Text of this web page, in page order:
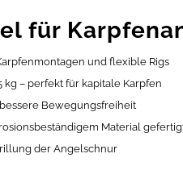
für
und flexible Rigs
kg – perfekt für kapitale Karpfen
Bewegungsfreiheit
Material
der Angelschnur